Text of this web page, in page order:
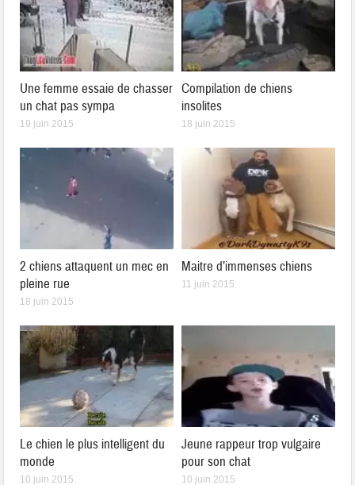
Une femme essaie de chasser
un chat pas sympa
19 juin 2015
Compilation de chiens
insolites
18 juin 2015
2 chiens attaquent un mec en
pleine rue
18 juin 2015
Maitre d’immenses chiens
11 juin 2015
Le chien le plus intelligent du
monde
10 juin 2015
Jeune rappeur trop vulgaire
pour son chat
10 juin 2015